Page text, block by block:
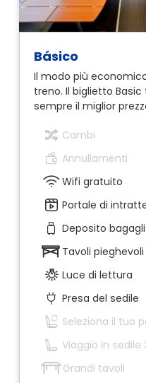
Básico
Il modo più
treno. Il biglietto
sempre il miglior
Cambi
Annullamenti
Wifi gratuito
Portale di
Deposito bagagli
Tavoli pieghevoli
Luce di lettura
Presa del sedile
Seleziona il tuo
Viaggio in sedile
Grandi tavoli